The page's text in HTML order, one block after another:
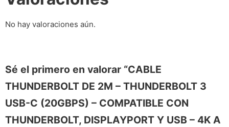
No hay valoraciones aún.
Sé el primero en valorar “CABLE
THUNDERBOLT DE 2M – THUNDERBOLT 3
USB-C (20GBPS) – COMPATIBLE CON
THUNDERBOLT, DISPLAYPORT Y USB – 4K A